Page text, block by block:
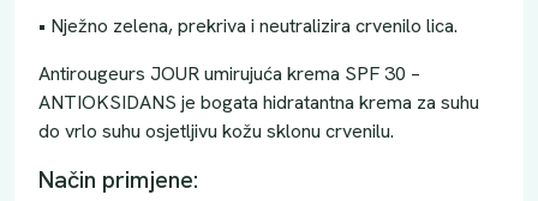
• Nježno zelena, prekriva i neutralizira crvenilo lica.
Antirougeurs JOUR umirujuća krema SPF 30 –
ANTIOKSIDANS je bogata hidratantna krema za suhu
do vrlo suhu osjetljivu kožu sklonu crvenilu.
Način primjene: